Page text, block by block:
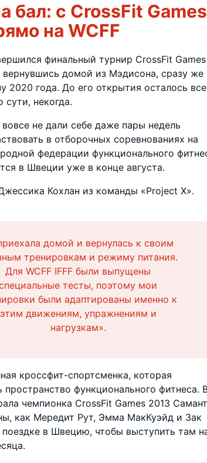
бал: с CrossFit Games
на WCFF
финальный турнир CrossFit Games
домой из Мэдисона, сразу же
2020 года. До его открытия осталось
сути, некогда.
не дали себе даже пары недель
в отборочных соревнованиях на
федерации функционального
в Швеции уже в конце августа.
Кохлан из команды «Project X».
домой и вернулась к своим
тренировкам и режиму питания.
Для WCFF IFFF были выпущены
тесты, поэтому мои
были адаптированы именно к
этим движениям, упражнениям и
нагрузкам».
кроссфит-спортсменка, которая
пространство функционального фитнеса.
чемпионка CrossFit Games 2013
как Мередит Рут, Эмма МакКуэйд и Зак
поездке в Швецию, чтобы выступить там